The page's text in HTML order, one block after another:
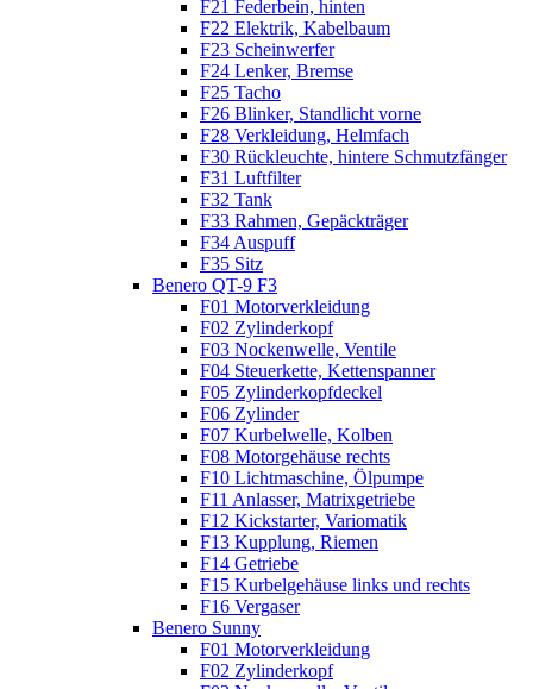
F21 Federbein, hinten
F22 Elektrik, Kabelbaum
F23 Scheinwerfer
F24 Lenker, Bremse
F25 Tacho
F26 Blinker, Standlicht vorne
F28 Verkleidung, Helmfach
F30 Rückleuchte, hintere Schmutzfänger
F31 Luftfilter
F32 Tank
F33 Rahmen, Gepäckträger
F34 Auspuff
F35 Sitz
Benero QT-9 F3
F01 Motorverkleidung
F02 Zylinderkopf
F03 Nockenwelle, Ventile
F04 Steuerkette, Kettenspanner
F05 Zylinderkopfdeckel
F06 Zylinder
F07 Kurbelwelle, Kolben
F08 Motorgehäuse rechts
F10 Lichtmaschine, Ölpumpe
F11 Anlasser, Matrixgetriebe
F12 Kickstarter, Variomatik
F13 Kupplung, Riemen
F14 Getriebe
F15 Kurbelgehäuse links und rechts
F16 Vergaser
Benero Sunny
F01 Motorverkleidung
F02 Zylinderkopf